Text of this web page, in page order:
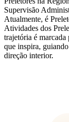
Supervisão
Atualmente, é
Atividades dos
trajetória é
que inspira,
direção interior.